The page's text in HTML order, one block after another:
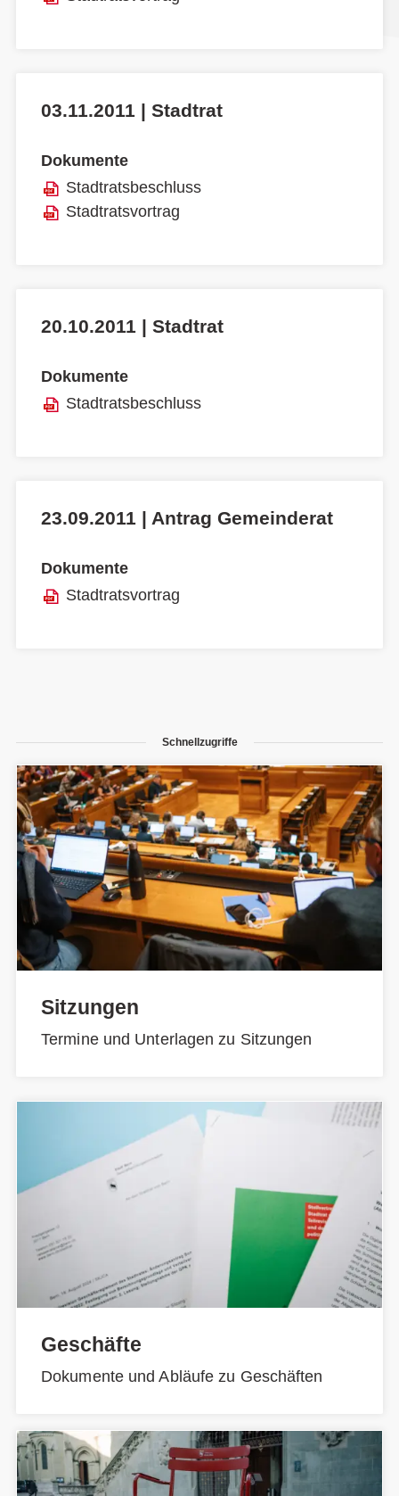
03.11.2011 | Stadtrat
Dokumente
Stadtratsbeschluss
Stadtratsvortrag
20.10.2011 | Stadtrat
Dokumente
Stadtratsbeschluss
23.09.2011 | Antrag Gemeinderat
Dokumente
Stadtratsvortrag
Schnellzugriffe
Sitzungen
Termine und Unterlagen zu Sitzungen
Geschäfte
Dokumente und Abläufe zu Geschäften